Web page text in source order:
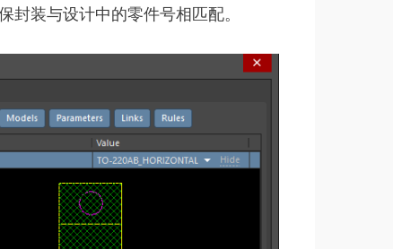
装与设计中的零件号相匹配。